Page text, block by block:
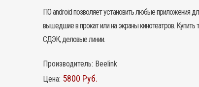
ПО android позволяет установить любые приложения
вышедшие в прокат или на экраны кинотеатров. Купить
СДЭК, деловые линии.
Производитель: Beelink
Цена: 5800 Руб.